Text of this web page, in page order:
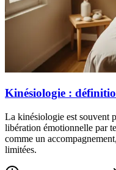
Kinésiologie :
La kinésiologie est souvent
libération émotionnelle par
comme un
limitées.